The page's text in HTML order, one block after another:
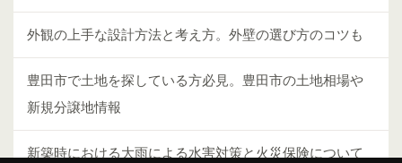
外観の上手な設計方法と考え方。外壁の選び方のコツも
豊田市で土地を探している方必見。豊田市の土地相場や
新規分譲地情報
新築時における大雨による水害対策と火災保険について